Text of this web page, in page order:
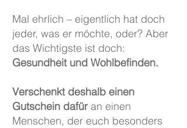
Mal ehrlich – eigentlich hat doch
jeder, was er möchte, oder? Aber
das Wichtigste ist doch:
Gesundheit und Wohlbefinden.
Verschenkt deshalb einen
Gutschein dafür an einen
Menschen, der euch besonders